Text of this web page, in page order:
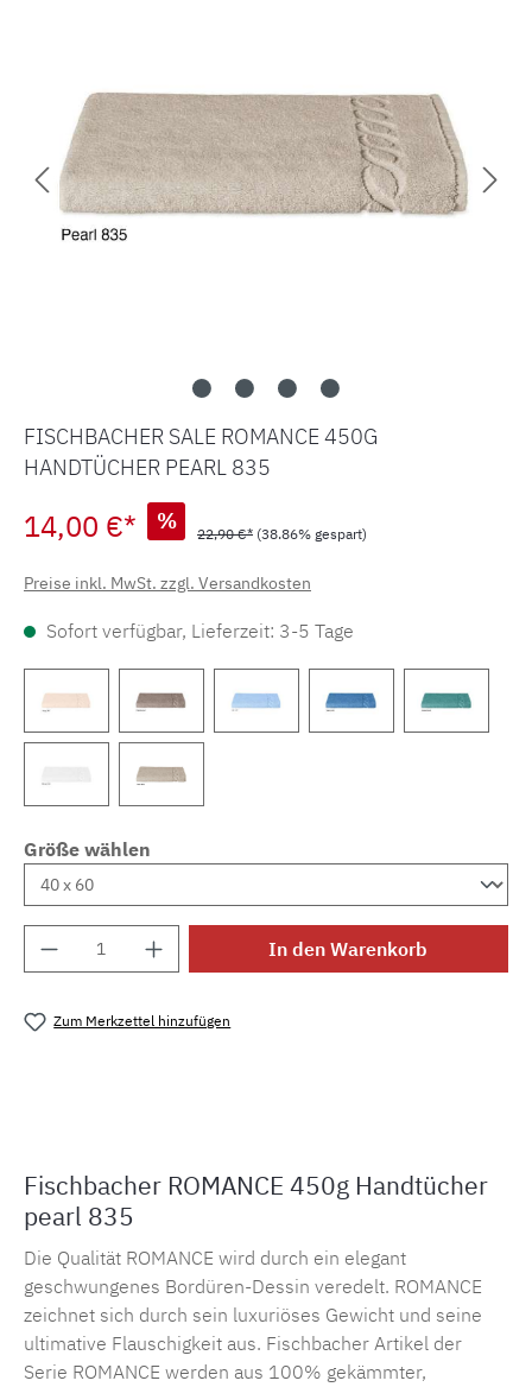
FISCHBACHER SALE ROMANCE 450G
HANDTÜCHER PEARL 835
14,00 €* % 22,90 €* (38.86% gespart)
Preise inkl. MwSt. zzgl. Versandkosten
Sofort verfügbar, Lieferzeit: 3-5 Tage
Größe wählen
Produkt Anzahl: Gib den gewünschten
In den Warenkorb
Zum Merkzettel hinzufügen
Fischbacher ROMANCE 450g Handtücher
pearl 835
Die Qualität ROMANCE wird durch ein elegant
geschwungenes Bordüren-Dessin veredelt. ROMANCE
zeichnet sich durch sein luxuriöses Gewicht und seine
ultimative Flauschigkeit aus. Fischbacher Artikel der
Serie ROMANCE werden aus 100% gekämmter,